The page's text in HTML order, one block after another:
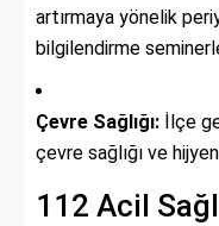
artırmaya yönelik
bilgilendirme
Çevre Sağlığı: İlçe
çevre sağlığı ve
112 Acil